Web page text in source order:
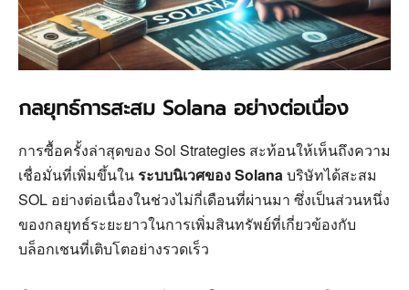
กลยุทธ์การสะสม Solana อย่างต่อเนื่อง
การซื้อครั้งล่าสุดของ Sol Strategies สะท้อนให้เห็นถึงความ
เชื่อมั่นที่เพิ่มขึ้นใน ระบบนิเวศของ Solanaบริษัทได้สะสม
SOL อย่างต่อเนื่องในช่วงไม่กี่เดือนที่ผ่านมา ซึ่งเป็นส่วนหนึ่ง
ของกลยุทธ์ระยะยาวในการเพิ่มสินทรัพย์ที่เกี่ยวข้องกับ
บล็อกเชนที่เติบโตอย่างรวดเร็ว